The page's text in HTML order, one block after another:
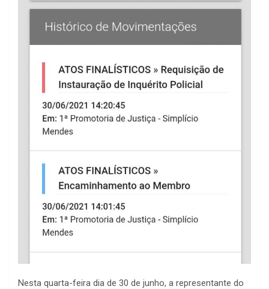
Nesta quarta-feira dia de 30 de junho, a representante do